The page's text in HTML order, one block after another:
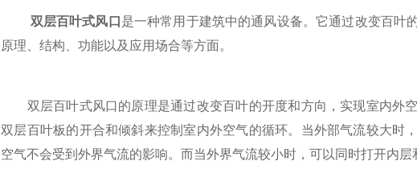
双层百叶式风口 是一种常用于建筑中的通风设备。它通过改变百叶
原理、结构、功能以及应用场合等方面。
双层百叶式风口的原理是通过改变百叶的开度和方向，实现室内外
双层百叶板的开合和倾斜来控制室内外空气的循环。当外部气流较大时
空气不会受到外界气流的影响。而当外界气流较小时，可以同时打开内